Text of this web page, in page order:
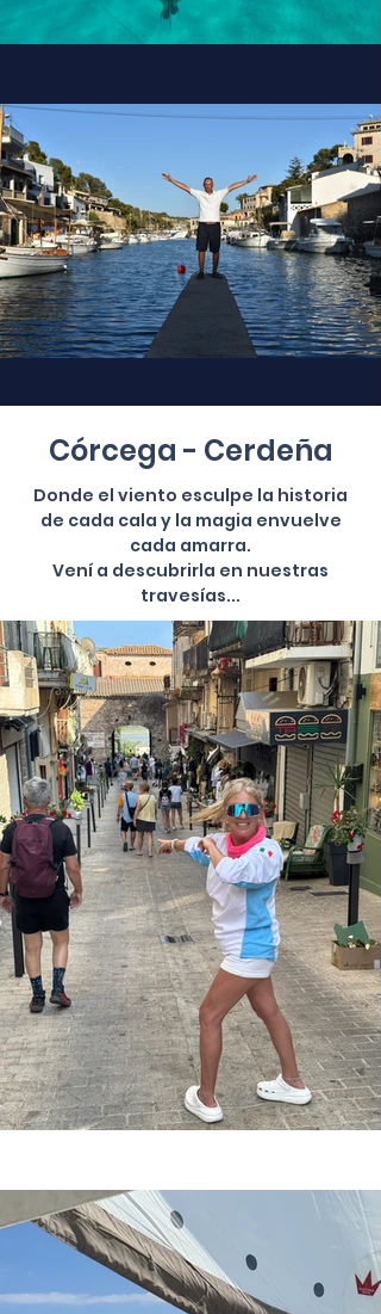
Córcega - Cerdeña
Donde el viento esculpe la historia
de cada cala y la magia envuelve
cada amarra.
Vení a descubrirla en nuestras
travesías...